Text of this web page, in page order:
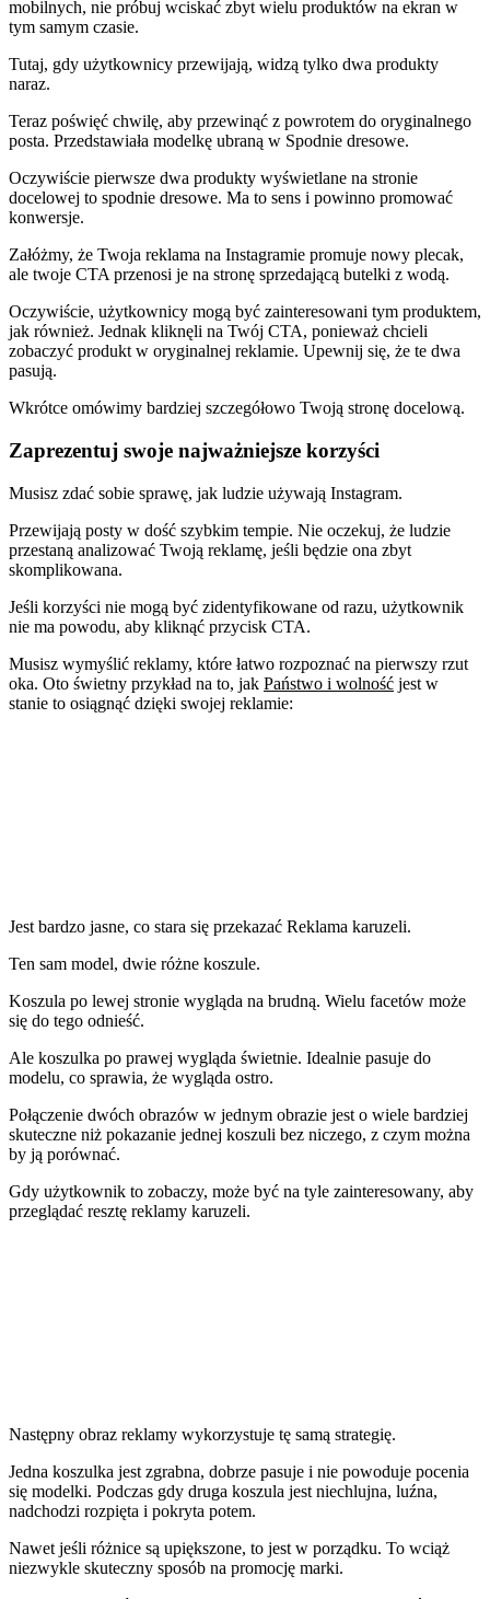
mobilnych, nie próbuj wciskać zbyt wielu produktów na ekran w
tym samym czasie.
Tutaj, gdy użytkownicy przewijają, widzą tylko dwa produkty
naraz.
Teraz poświęć chwilę, aby przewinąć z powrotem do oryginalnego
posta. Przedstawiała modelkę ubraną w Spodnie dresowe.
Oczywiście pierwsze dwa produkty wyświetlane na stronie
docelowej to spodnie dresowe. Ma to sens i powinno promować
konwersje.
Załóżmy, że Twoja reklama na Instagramie promuje nowy plecak,
ale twoje CTA przenosi je na stronę sprzedającą butelki z wodą.
Oczywiście, użytkownicy mogą być zainteresowani tym produktem,
jak również. Jednak kliknęli na Twój CTA, ponieważ chcieli
zobaczyć produkt w oryginalnej reklamie. Upewnij się, że te dwa
pasują.
Wkrótce omówimy bardziej szczegółowo Twoją stronę docelową.
Zaprezentuj swoje najważniejsze korzyści
Musisz zdać sobie sprawę, jak ludzie używają Instagram.
Przewijają posty w dość szybkim tempie. Nie oczekuj, że ludzie
przestaną analizować Twoją reklamę, jeśli będzie ona zbyt
skomplikowana.
Jeśli korzyści nie mogą być zidentyfikowane od razu, użytkownik
nie ma powodu, aby kliknąć przycisk CTA.
Musisz wymyślić reklamy, które łatwo rozpoznać na pierwszy rzut
oka. Oto świetny przykład na to, jak Państwo i wolność jest w
stanie to osiągnąć dzięki swojej reklamie:
Jest bardzo jasne, co stara się przekazać Reklama karuzeli.
Ten sam model, dwie różne koszule.
Koszula po lewej stronie wygląda na brudną. Wielu facetów może
się do tego odnieść.
Ale koszulka po prawej wygląda świetnie. Idealnie pasuje do
modelu, co sprawia, że wygląda ostro.
Połączenie dwóch obrazów w jednym obrazie jest o wiele bardziej
skuteczne niż pokazanie jednej koszuli bez niczego, z czym można
by ją porównać.
Gdy użytkownik to zobaczy, może być na tyle zainteresowany, aby
przeglądać resztę reklamy karuzeli.
Następny obraz reklamy wykorzystuje tę samą strategię.
Jedna koszulka jest zgrabna, dobrze pasuje i nie powoduje pocenia
się modelki. Podczas gdy druga koszula jest niechlujna, luźna,
nadchodzi rozpięta i pokryta potem.
Nawet jeśli różnice są upiększone, to jest w porządku. To wciąż
niezwykle skuteczny sposób na promocję marki.